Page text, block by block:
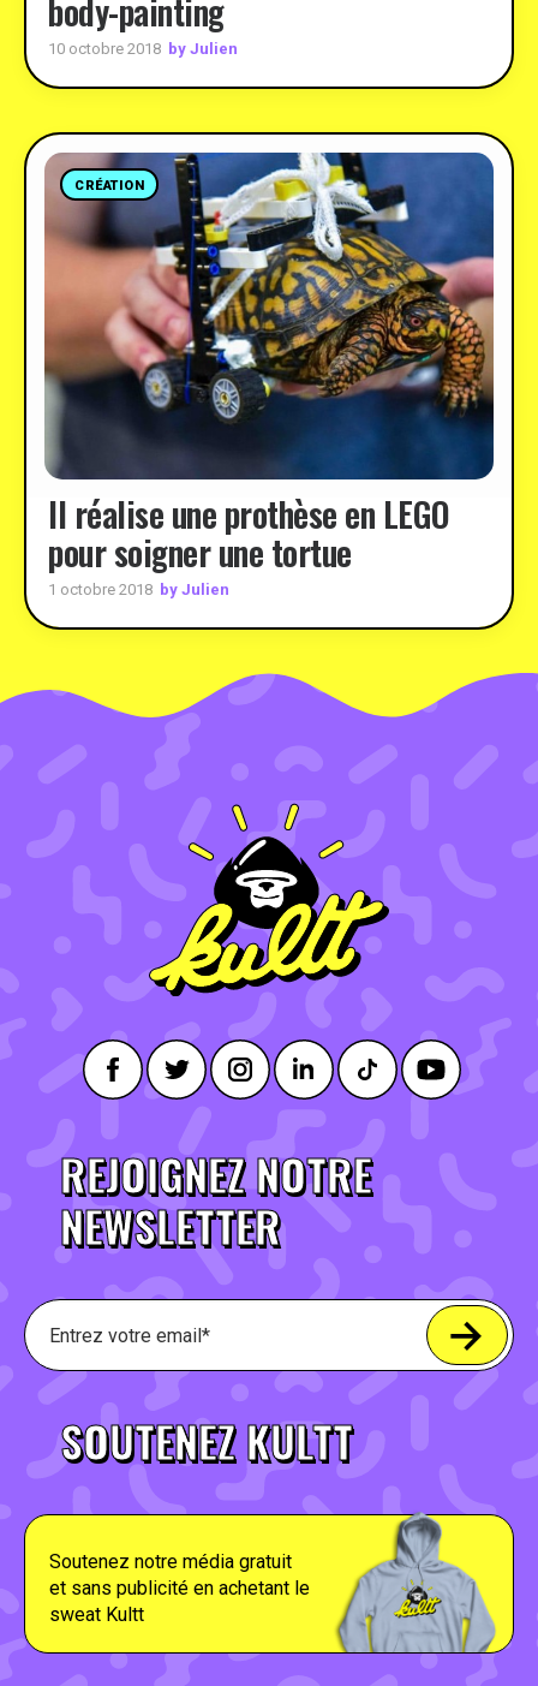
body-painting
10 octobre 2018 by Julien
CRÉATION
Il réalise une prothèse en LEGO
pour soigner une tortue
1 octobre 2018 by Julien
REJOIGNEZ NOTRE
NEWSLETTER
SOUTENEZ KULTT
Soutenez notre média gratuit
et sans publicité en achetant le
sweat Kultt